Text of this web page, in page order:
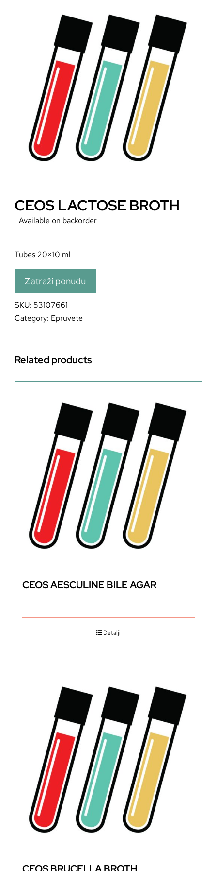
CEOS LACTOSE BROTH
Available on backorder
Tubes 20×10 ml
Zatraži ponudu
SKU: 53107661
Category: Epruvete
Related products
CEOS AESCULINE BILE AGAR
Detalji
CEOS BRUCELLA BROTH